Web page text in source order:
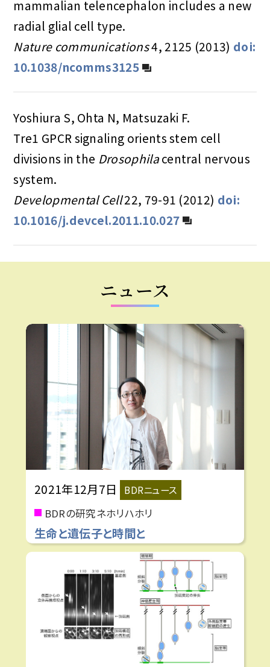
mammalian telencephalon includes a new
radial glial cell type.
Nature communications4, 2125 (2013) doi:
10.1038/ncomms3125
Yoshiura S, Ohta N, Matsuzaki F.
Tre1 GPCR signaling orients stem cell
divisions in the Drosophilacentral nervous
system.
Developmental Cell22, 79-91 (2012) doi:
10.1016/j.devcel.2011.10.027
ニュース
2021年12月7日 BDRニュース
BDRの研究ネホリハホリ
生命と遺伝子と時間と